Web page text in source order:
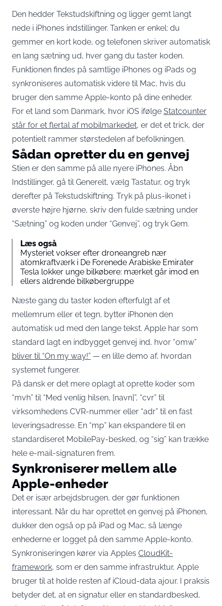
Den hedder Tekstudskiftning og ligger gemt langt
nede i iPhones indstillinger. Tanken er enkel: du
gemmer en kort kode, og telefonen skriver automatisk
en lang sætning ud, hver gang du taster koden.
Funktionen findes på samtlige iPhones og iPads og
synkroniseres automatisk videre til Mac, hvis du
bruger den samme Apple-konto på dine enheder.
For et land som Danmark, hvor iOS ifølge Statcounter
står for et flertal af mobilmarkedet, er det et trick, der
potentielt rammer størstedelen af befolkningen.
Sådan opretter du en genvej
Stien er den samme på alle nyere iPhones. Åbn
Indstillinger, gå til Generelt, vælg Tastatur, og tryk
derefter på Tekstudskiftning. Tryk på plus-ikonet i
øverste højre hjørne, skriv den fulde sætning under
“Sætning” og koden under “Genvej”, og tryk Gem.
Læs også
Mysteriet vokser efter droneangreb nær
atomkraftværk i De Forenede Arabiske Emirater
Tesla lokker unge bilkøbere: mærket går imod en
ellers aldrende bilkøbergruppe
Næste gang du taster koden efterfulgt af et
mellemrum eller et tegn, bytter iPhonen den
automatisk ud med den lange tekst. Apple har som
standard lagt en indbygget genvej ind, hvor “omw”
bliver til “On my way!” — en lille demo af, hvordan
systemet fungerer.
På dansk er det mere oplagt at oprette koder som
“mvh” til “Med venlig hilsen, [navn]”, “cvr” til
virksomhedens CVR-nummer eller “adr” til en fast
leveringsadresse. En “mp” kan ekspandere til en
standardiseret MobilePay-besked, og “sig” kan trække
hele e-mail-signaturen frem.
Synkroniserer mellem alle
Apple-enheder
Det er især arbejdsbrugen, der gør funktionen
interessant. Når du har oprettet en genvej på iPhonen,
dukker den også op på iPad og Mac, så længe
enhederne er logget på den samme Apple-konto.
Synkroniseringen kører via Apples CloudKit-
framework, som er den samme infrastruktur, Apple
bruger til at holde resten af iCloud-data ajour. I praksis
betyder det, at en signatur eller en standardbesked,